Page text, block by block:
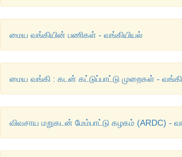
மைய வங்கியின் பணிகள் - வங்கியியல்
மைய வங்கி : கடன் கட்டுப்பாட்டு முறைகள் -
விவசாய மறுகடன் மேம்பாட்டு கழகம் (ARDC) -